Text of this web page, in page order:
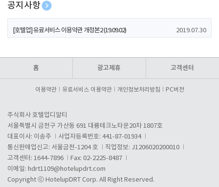
공지사항
[호텔업] 개인정보 처리방침 개정본1 (19.09.02)
[호텔업] 유료서비스 이용약관 개정본2 (19.09.02) 2019.07.30
홈 광고제휴 고객센터
이용약관 유료서비스 이용약관 개인정보처리방침 PC버전
주식회사 호텔업디알티
서울특별시 금천구 가산동 691 대륭테크노타운20차 1807호
대표이사: 이송주
사업자등록번호: 441-87-01934
통신판매업신고: 서울금천-1204 호
직업정보: J1206020200010
고객센터: 1644-7896
Fax: 02-2225-8487
이메일: hdrt1109@hotelupdrt.com
Copyright ⓒ HotelupDRT Corp. All Right Reserved.